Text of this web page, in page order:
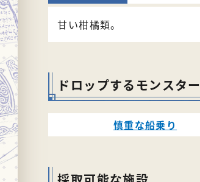
甘い柑橘類。
ドロップするモンスター
慎重な船乗り